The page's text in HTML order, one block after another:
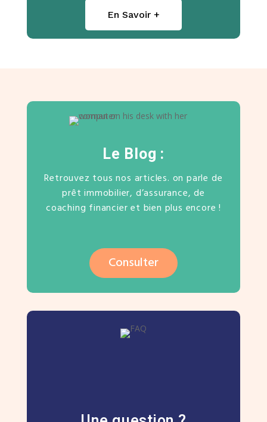
En Savoir +
Le Blog :
Retrouvez tous nos articles. on parle de
prêt immobilier, d’assurance, de
coaching financier et bien plus encore !
Consulter